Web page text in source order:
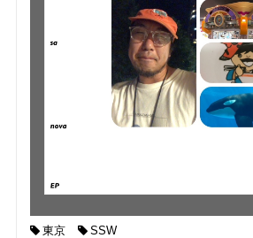
東京 SSW